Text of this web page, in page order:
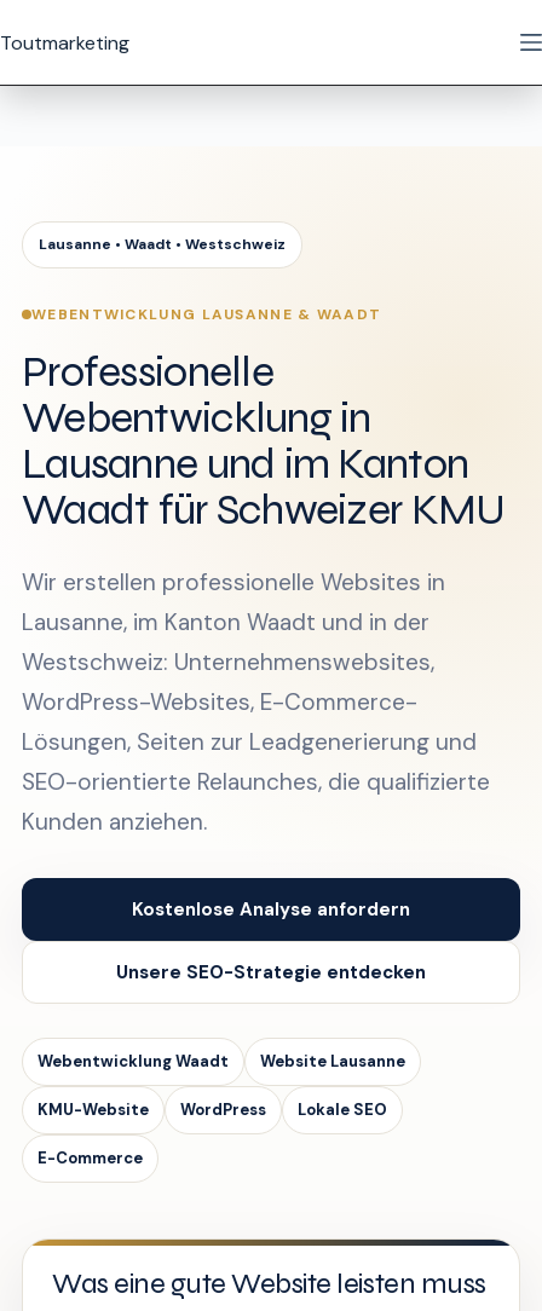
Inhalt
Toutmarketing
Lausanne • Waadt • Westschweiz
WEBENTWICKLUNG LAUSANNE & WAADT
Professionelle
Webentwicklung in
Lausanne und im Kanton
Waadt für Schweizer KMU
Wir erstellen professionelle Websites in
Lausanne, im Kanton Waadt und in der
Westschweiz: Unternehmenswebsites,
WordPress-Websites, E-Commerce-
Lösungen, Seiten zur Leadgenerierung und
SEO-orientierte Relaunches, die qualifizierte
Kunden anziehen.
Kostenlose Analyse anfordern
Unsere SEO-Strategie entdecken
Webentwicklung Waadt Website Lausanne
KMU-Website WordPress Lokale SEO
E-Commerce
Was eine gute Website leisten muss